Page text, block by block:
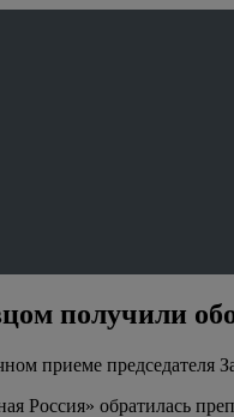
получили
приеме председателя
обратилась